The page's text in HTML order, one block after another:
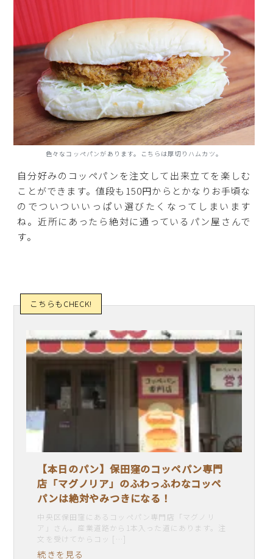
色々なコッペパンがあります。こちらは厚切りハムカツ。
自分好みのコッペパンを注文して出来立てを楽しむ
ことができます。値段も150円からとかなりお手頃な
のでついついいっぱい選びたくなってしまいます
ね。近所にあったら絶対に通っているパン屋さんで
す。
【本日のパン】保田窪のコッペパン専門
店「マグノリア」のふわっふわなコッペ
パンは絶対やみつきになる！
中央区保田窪にあるコッペパン専門店「マグノリ
ア」さん。産業道路から1本入った道にあります。注
文を受けてからコッ […]
続きを見る